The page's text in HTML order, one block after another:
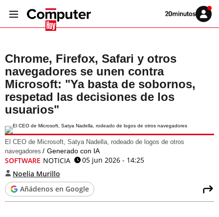
Volver
Iniciar
sesión
Chrome, Firefox, Safari y otros
navegadores se unen contra
Microsoft: "Ya basta de sobornos,
respetad las decisiones de los
usuarios"
El CEO de Microsoft, Satya Nadella, rodeado de logos de otros
navegadores
Generado con IA
SOFTWARE NOTICIA
05 jun 2026 - 14:25
Noelia Murillo
Añádenos en Google